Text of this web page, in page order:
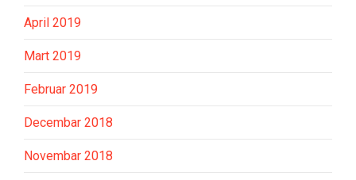
April 2019
Mart 2019
Februar 2019
Decembar 2018
Novembar 2018